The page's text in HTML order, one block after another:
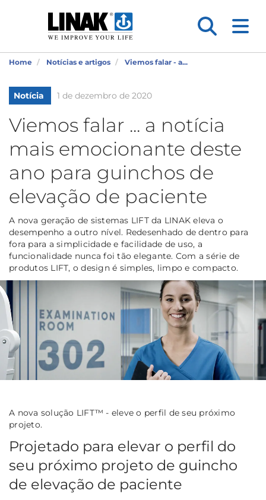
Home Notícias e artigos Viemos falar - a...
Notícia 1 de dezembro de 2020
Viemos falar ... a notícia
mais emocionante deste
ano para guinchos de
elevação de paciente
A nova geração de sistemas LIFT da LINAK eleva o
desempenho a outro nível. Redesenhado de dentro para
fora para a simplicidade e facilidade de uso, a
funcionalidade nunca foi tão elegante. Com a série de
produtos LIFT, o design é simples, limpo e compacto.
A nova solução LIFT™ - eleve o perfil de seu próximo
projeto.
Projetado para elevar o perfil do
seu próximo projeto de guincho
de elevação de paciente